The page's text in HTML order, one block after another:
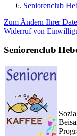
Seniorenclub
Zum Ändern Ihrer
Widerruf von
Seniorenclub